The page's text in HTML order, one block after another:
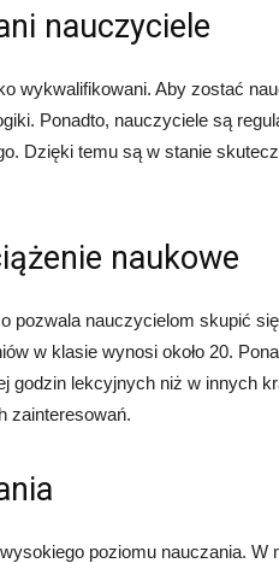
nauczyciele
wykwalifikowani. Aby zostać
Ponadto, nauczyciele są
Dzięki temu są w stanie
naukowe
pozwala nauczycielom skupić
w klasie wynosi około 20.
godzin lekcyjnych niż w innych
zainteresowań.
poziomu nauczania. W